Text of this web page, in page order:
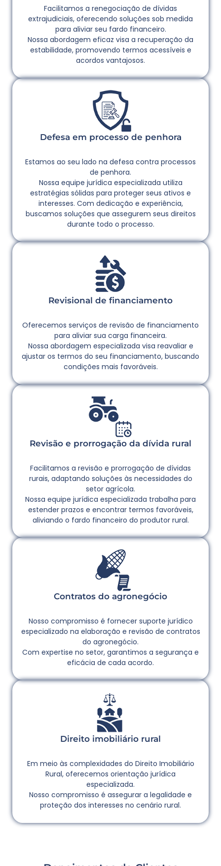
Facilitamos a renegociação de dívidas
extrajudiciais, oferecendo soluções sob medida
para aliviar seu fardo financeiro.
Nossa abordagem eficaz visa a recuperação da
estabilidade, promovendo termos acessíveis e
acordos vantajosos.
Defesa em processo de penhora
Estamos ao seu lado na defesa contra processos
de penhora.
Nossa equipe jurídica especializada utiliza
estratégias sólidas para proteger seus ativos e
interesses. Com dedicação e experiência,
buscamos soluções que assegurem seus direitos
durante todo o processo.
Revisional de financiamento
Oferecemos serviços de revisão de financiamento
para aliviar sua carga financeira.
Nossa abordagem especializada visa reavaliar e
ajustar os termos do seu financiamento, buscando
condições mais favoráveis.
Revisão e prorrogação da dívida rural
Facilitamos a revisão e prorrogação de dívidas
rurais, adaptando soluções às necessidades do
setor agrícola.
Nossa equipe jurídica especializada trabalha para
estender prazos e encontrar termos favoráveis,
aliviando o fardo financeiro do produtor rural.
Contratos do agronegócio
Nosso compromisso é fornecer suporte jurídico
especializado na elaboração e revisão de contratos
do agronegócio.
Com expertise no setor, garantimos a segurança e
eficácia de cada acordo.
Direito imobiliário rural
Em meio às complexidades do Direito Imobiliário
Rural, oferecemos orientação jurídica
especializada.
Nosso compromisso é assegurar a legalidade e
proteção dos interesses no cenário rural.